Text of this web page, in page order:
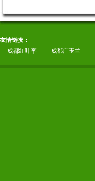
友情链接：
成都红叶李
成都广玉兰